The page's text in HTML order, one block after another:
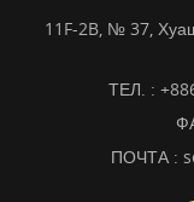
11F-2B, № 37,
ТЕЛ. :
ПОЧТА :